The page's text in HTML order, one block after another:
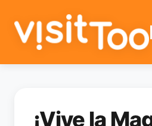
¡Vive la